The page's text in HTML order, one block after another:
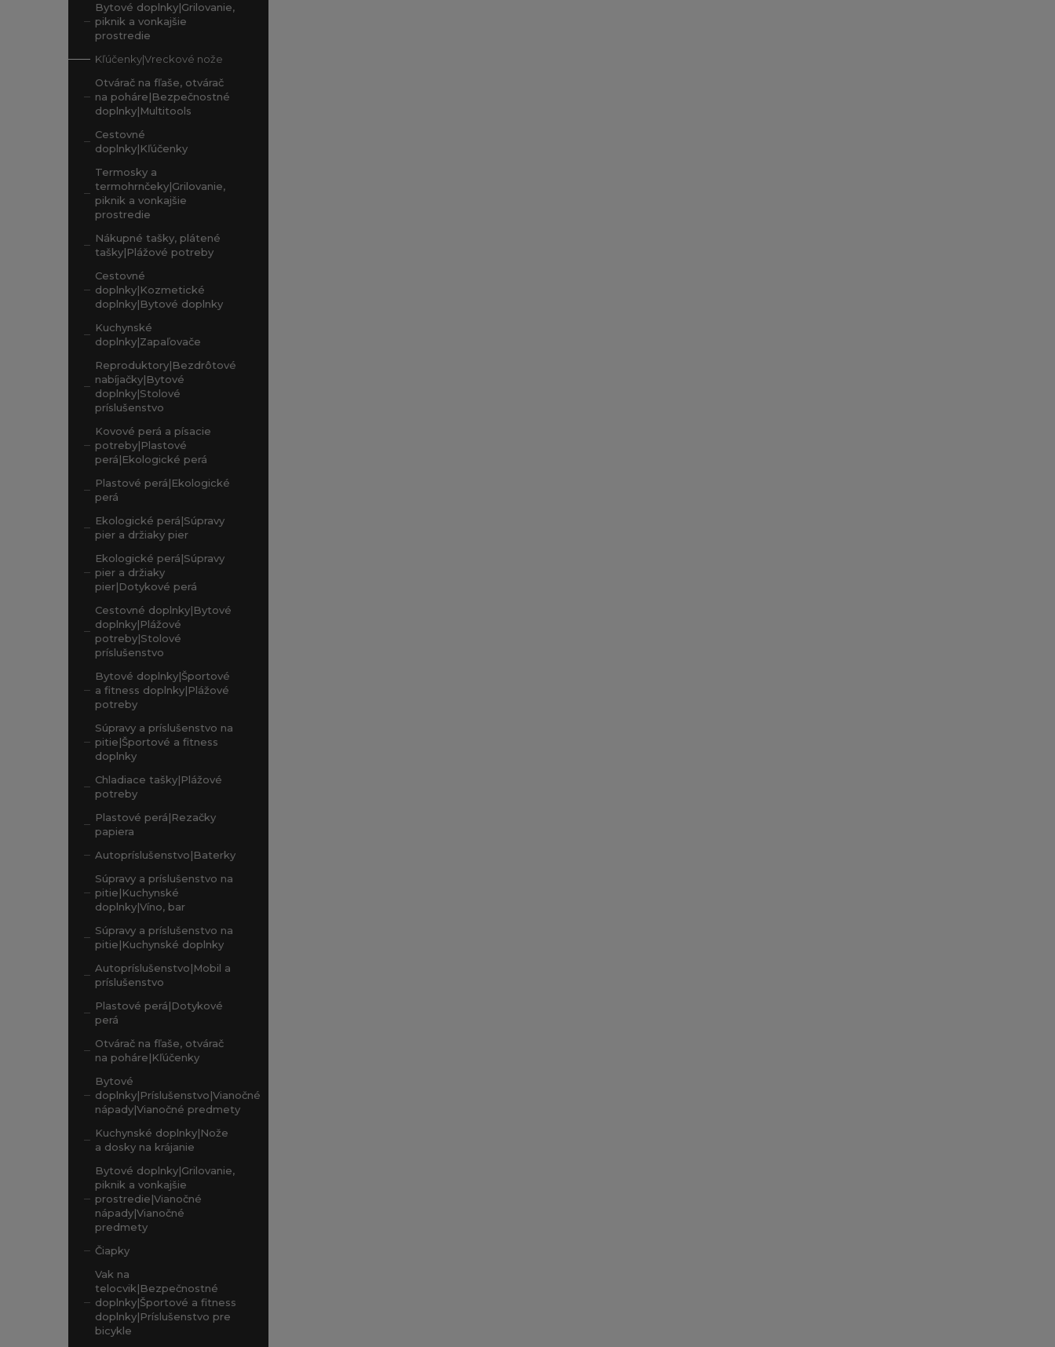
Bytové doplnky|Grilovanie,
piknik a vonkajšie
prostredie
Kľúčenky|Vreckové nože
Otvárač na fľaše, otvárač
na poháre|Bezpečnostné
doplnky|Multitools
Cestovné
doplnky|Kľúčenky
Termosky a
termohrnčeky|Grilovanie,
piknik a vonkajšie
prostredie
Nákupné tašky, plátené
tašky|Plážové potreby
Cestovné
doplnky|Kozmetické
doplnky|Bytové doplnky
Kuchynské
doplnky|Zapaľovače
Reproduktory|Bezdrôtové
nabíjačky|Bytové
doplnky|Stolové
príslušenstvo
Kovové perá a písacie
potreby|Plastové
perá|Ekologické perá
Plastové perá|Ekologické
perá
Ekologické perá|Súpravy
pier a držiaky pier
Ekologické perá|Súpravy
pier a držiaky
pier|Dotykové perá
Cestovné doplnky|Bytové
doplnky|Plážové
potreby|Stolové
príslušenstvo
Bytové doplnky|Športové
a fitness doplnky|Plážové
potreby
Súpravy a príslušenstvo na
pitie|Športové a fitness
doplnky
Chladiace tašky|Plážové
potreby
Plastové perá|Rezačky
papiera
Autopríslušenstvo|Baterky
Súpravy a príslušenstvo na
pitie|Kuchynské
doplnky|Víno, bar
Súpravy a príslušenstvo na
pitie|Kuchynské doplnky
Autopríslušenstvo|Mobil a
príslušenstvo
Plastové perá|Dotykové
perá
Otvárač na fľaše, otvárač
na poháre|Kľúčenky
Bytové
doplnky|Príslušenstvo|Vianočné
nápady|Vianočné predmety
Kuchynské doplnky|Nože
a dosky na krájanie
Bytové doplnky|Grilovanie,
piknik a vonkajšie
prostredie|Vianočné
nápady|Vianočné
predmety
Čiapky
Vak na
telocvik|Bezpečnostné
doplnky|Športové a fitness
doplnky|Príslušenstvo pre
bicykle